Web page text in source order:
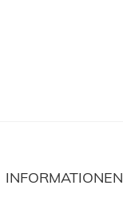
INFORMATIONEN